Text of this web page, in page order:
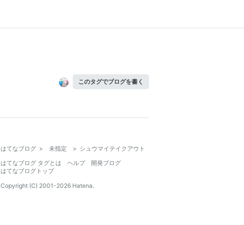
このタグでブログを書く
はてなブログ > 未指定 > シュウマイテイクアウト
はてなブログ タグとは
ヘルプ
開発ブログ
はてなブログトップ
Copyright (C) 2001-2026 Hatena.